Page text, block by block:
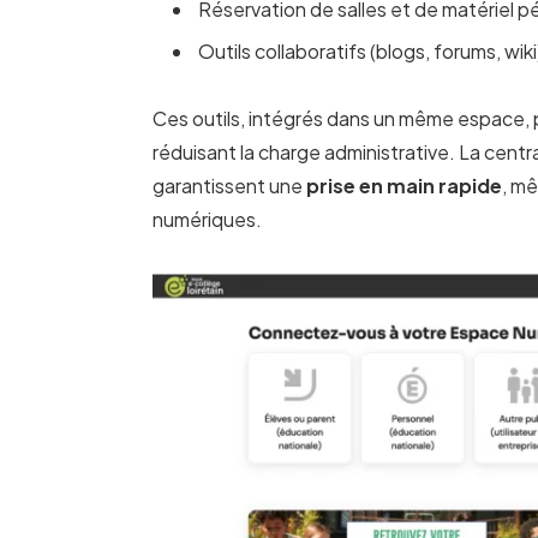
Réservation de salles et de matériel
Outils collaboratifs (blogs, forums,
Ces outils, intégrés dans un même
réduisant la charge administrative. La
garantissent une prise en main rapide,
numériques.